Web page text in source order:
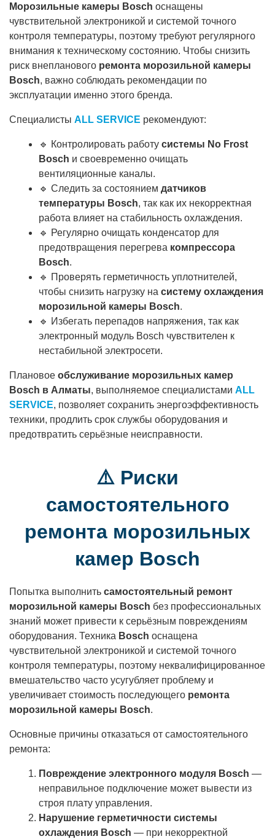
Морозильные камеры Bosch оснащены
чувствительной электроникой и системой точного
контроля температуры, поэтому требуют регулярного
внимания к техническому состоянию. Чтобы снизить
риск внепланового ремонта морозильной камеры
Bosch, важно соблюдать рекомендации по
эксплуатации именно этого бренда.
Специалисты ALL SERVICE рекомендуют:
🔹 Контролировать работу системы No Frost
Bosch и своевременно очищать
вентиляционные каналы.
🔹 Следить за состоянием датчиков
температуры Bosch, так как их некорректная
работа влияет на стабильность охлаждения.
🔹 Регулярно очищать конденсатор для
предотвращения перегрева компрессора
Bosch.
🔹 Проверять герметичность уплотнителей,
чтобы снизить нагрузку на систему охлаждения
морозильной камеры Bosch.
🔹 Избегать перепадов напряжения, так как
электронный модуль Bosch чувствителен к
нестабильной электросети.
Плановое обслуживание морозильных камер
Bosch в Алматы, выполняемое специалистами ALL
SERVICE, позволяет сохранить энергоэффективность
техники, продлить срок службы оборудования и
предотвратить серьёзные неисправности.
⚠️ Риски
самостоятельного
ремонта морозильных
камер Bosch
Попытка выполнить самостоятельный ремонт
морозильной камеры Bosch без профессиональных
знаний может привести к серьёзным повреждениям
оборудования. Техника Bosch оснащена
чувствительной электроникой и системой точного
контроля температуры, поэтому неквалифицированное
вмешательство часто усугубляет проблему и
увеличивает стоимость последующего ремонта
морозильной камеры Bosch.
Основные причины отказаться от самостоятельного
ремонта:
Повреждение электронного модуля Bosch —
неправильное подключение может вывести из
строя плату управления.
Нарушение герметичности системы
охлаждения Bosch — при некорректной